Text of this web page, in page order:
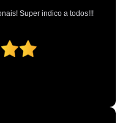
Super indico a todos!!!